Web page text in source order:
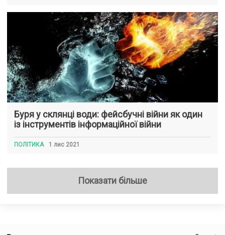
Буря у склянці води: фейсбучні війни як один
із інструментів інформаційної війни
ПОЛІТИКА 1 лис 2021
Показати більше